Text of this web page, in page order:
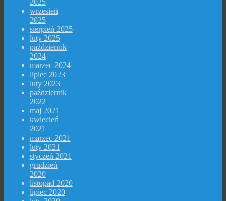
2025
wrzesień
2025
sierpień 2025
luty 2025
październik
2024
marzec 2024
lipiec 2023
luty 2023
październik
2022
maj 2021
kwiecień
2021
marzec 2021
luty 2021
styczeń 2021
grudzień
2020
listopad 2020
lipiec 2020